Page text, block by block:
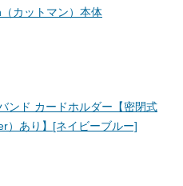
カットマン）本体
ンド カードホルダー【密閉式
）あり】[ネイビーブルー]